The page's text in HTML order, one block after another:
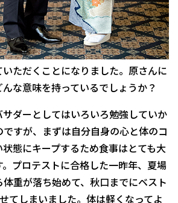
ただくことになりました。原さんに
な意味を持っているでしょうか？
ダーとしてはいろいろ勉強していか
すが、まずは自分自身の心と体のコ
態にキープするため食事はとても大
プロテストに合格した一昨年、夏場
重が落ち始めて、秋口までにベスト
てしまいました。体は軽くなってよ